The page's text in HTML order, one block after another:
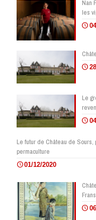
Nan
les
Le
Le futur de Château de Sours,
permaculture
01/12/2020